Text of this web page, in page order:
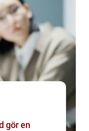
gör en